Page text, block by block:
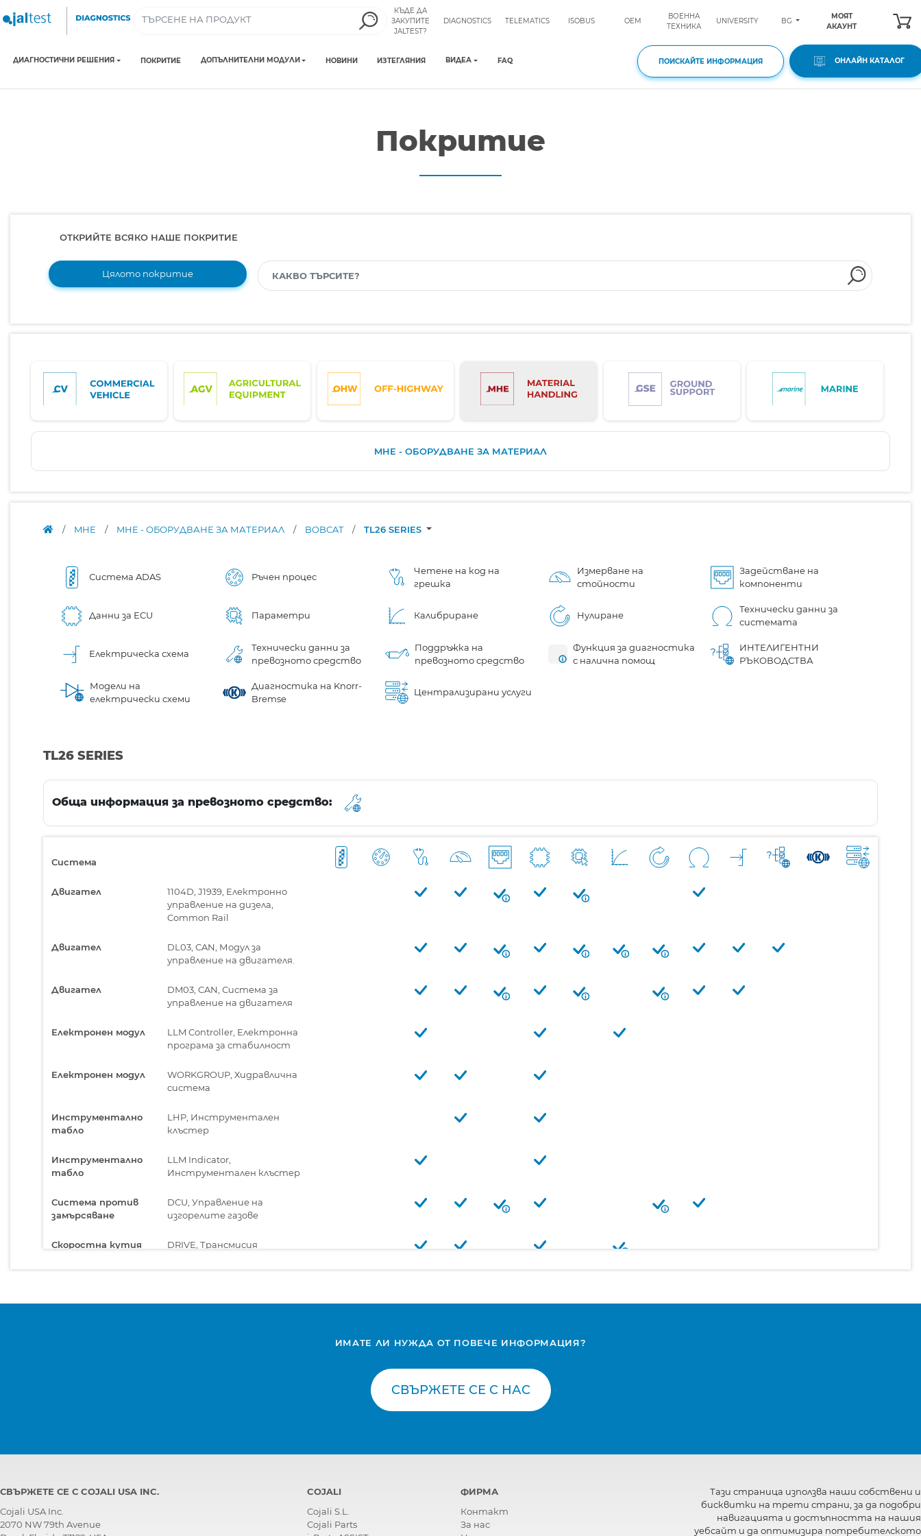
КЪДЕ ДА
ЗАКУПИТЕ
JALTEST?
DIAGNOSTICS TELEMATICS ISOBUS OEM
ВОЕННА
ТЕХНИКА
UNIVERSITY BG
МОЯТ
АКАУНТ
ДИАГНОСТИЧНИ РЕШЕНИЯ ПОКРИТИЕ ДОПЪЛНИТЕЛНИ МОДУЛИ НОВИНИ ИЗТЕГЛЯНИЯ ВИДЕА FAQ ПОИСКАЙТЕ ИНФОРМАЦИЯ ОНЛАЙН КАТАЛОГ
Покритие
ОТКРИЙТЕ ВСЯКО НАШЕ ПОКРИТИЕ
Цялото покритие
MHE - ОБОРУДВАНЕ ЗА МАТЕРИАЛ
/ MHE / MHE - ОБОРУДВАНЕ ЗА МАТЕРИАЛ / BOBCAT / TL26 SERIES
Система ADAS Ръчен процес
Четене на код на
грешка
Измерване на
стойности
Задействане на
компоненти
Данни за ECU Параметри Калибриране Нулиране
Технически данни за
системата
Електрическа схема
Технически данни за
превозното средство
Поддръжка на
превозното средство
Функция за диагностика
с налична помощ
ИНТЕЛИГЕНТНИ
РЪКОВОДСТВА
Модели на
електрически схеми
Диагностика на Knorr-
Bremse
Централизирани услуги
TL26 SERIES
Обща информация за превозното средство:
Система
Двигател
1104D, J1939, Електронно
управление на дизела,
Common Rail
Двигател
DL03, CAN, Модул за
управление на двигателя.
Двигател
DM03, CAN, Система за
управление на двигателя
Електронен модул
LLM Controller, Електронна
програма за стабилност
Електронен модул
WORKGROUP, Хидравлична
система
Инструментално
табло
LHP, Инструментален
клъстер
Инструментално
табло
LLM Indicator,
Инструментален клъстер
Система против
замърсяване
DCU, Управление на
изгорелите газове
Скоростна кутия DRIVE, Трансмисия
ИМАТЕ ЛИ НУЖДА ОТ ПОВЕЧЕ ИНФОРМАЦИЯ?
СВЪРЖЕТЕ СЕ С НАС
СВЪРЖЕТЕ СЕ С COJALI USA INC.
Cojali USA Inc.
2070 NW 79th Avenue
COJALI
Cojali S.L.
Cojali Parts
ФИРМА
Контакт
За нас
Тази страница използва наши собствени и
бисквитки на трети страни, за да подобри
навигацията и достъпността на нашия
уебсайт и да оптимизира потребителското